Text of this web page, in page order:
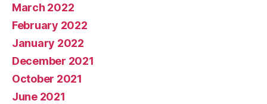
March 2022
February 2022
January 2022
December 2021
October 2021
June 2021